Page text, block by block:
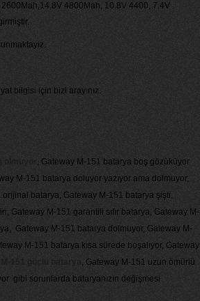
4800Mah, 10.8V 4400, 7.4V
bilgisi için bizi arayınız.
, Gateway M-151 batarya boş gözüküyor
M-151 batarya doluyor yazıyor ama dolmuyor,
orijinal batarya, Gateway M-151 batarya şişti,
Gateway M-151 garantili sıfır batarya, Gateway M-
Gateway M-151 batarya dolmuyor, Gateway M-
M-151 batarya kısa sürede boşalıyor, Gateway
, Gateway M-151 uzun ömürlü
gibi sorunlarda bataryanızın değişmesi